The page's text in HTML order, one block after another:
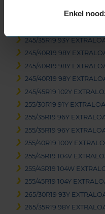
Enkel
235/45R19 95Y
245/35R19 93Y
245/40R19 98Y
245/40R19 98Y
245/40R19 98Y
245/45R19 102Y
255/30R19 91Y
255/35R19 96Y
255/35R19 96Y
255/40R19 100Y
255/45R19 104V
255/45R19 104W
255/45R19 104Y
265/30R19 93Y
265/35R19 98Y